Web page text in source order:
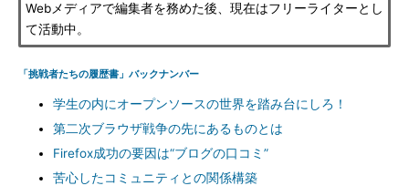
Webメディアで編集者を務めた後、現在はフリーライターとし
て活動中。
「挑戦者たちの履歴書」バックナンバー
学生の内にオープンソースの世界を踏み台にしろ！
第二次ブラウザ戦争の先にあるものとは
Firefox成功の要因は“ブログの口コミ”
苦心したコミュニティとの関係構築